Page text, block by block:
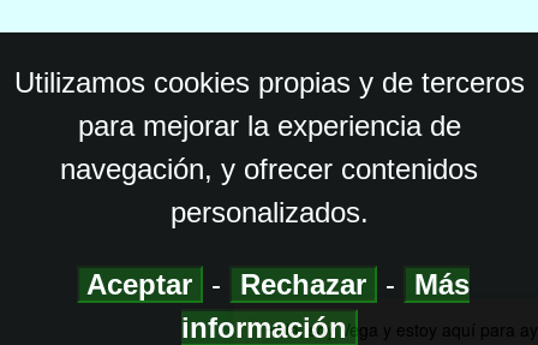
Utilizamos cookies propias y de terceros
para mejorar la experiencia de
navegación, y ofrecer contenidos
personalizados.
Aceptar - Rechazar -
Más
información